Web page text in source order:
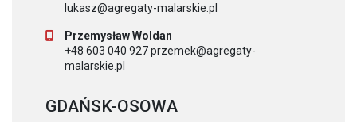
lukasz@agregaty-malarskie.pl
Przemysław Woldan
+48 603 040 927 przemek@agregaty-
malarskie.pl
GDAŃSK-OSOWA